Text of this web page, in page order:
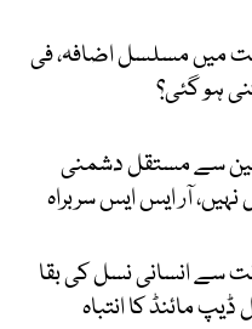
میں مسلسل اضافہ، فی
ہو گئی؟
چین سے مستقل دشمنی
آر ایس ایس سربراہ
سے انسانی نسل کی بقا
مائنڈ کا انتباہ